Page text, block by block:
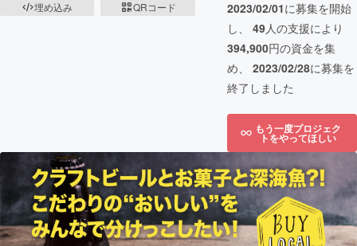
埋め込み
QRコード
2023/02/01に募集を開始
し、 49人の支援により
394,900円の資金を集
め、 2023/02/28に募集を
終了しました
もう一度プロジェク
トをやってほしい